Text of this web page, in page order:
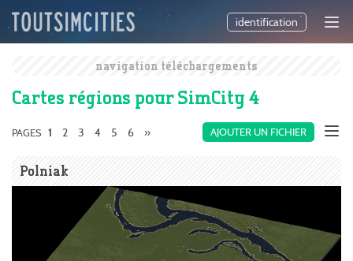
identification
navigation téléchargements
Cartes régions pour SimCity 4
AJOUTER UN FICHIER
PAGES 1 2 3 4 5 6 »
Polniak